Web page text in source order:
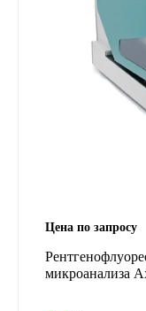
Цена по запросу
микроанализа